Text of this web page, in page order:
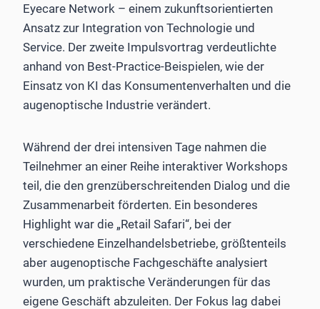
Eyecare Network – einem zukunftsorientierten
Ansatz zur Integration von Technologie und
Service. Der zweite Impulsvortrag verdeutlichte
anhand von Best-Practice-Beispielen, wie der
Einsatz von KI das Konsumentenverhalten und die
augenoptische Industrie verändert.
Während der drei intensiven Tage nahmen die
Teilnehmer an einer Reihe interaktiver Workshops
teil, die den grenzüberschreitenden Dialog und die
Zusammenarbeit förderten. Ein besonderes
Highlight war die „Retail Safari“, bei der
verschiedene Einzelhandelsbetriebe, größtenteils
aber augenoptische Fachgeschäfte analysiert
wurden, um praktische Veränderungen für das
eigene Geschäft abzuleiten. Der Fokus lag dabei